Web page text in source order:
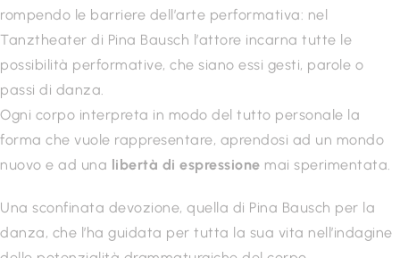
rompendo le barriere dell’arte performativa: nel
Tanztheater di Pina Bausch l’attore incarna tutte le
possibilità performative, che siano essi gesti, parole o
passi di danza.
Ogni corpo interpreta in modo del tutto personale la
forma che vuole rappresentare, aprendosi ad un mondo
nuovo e ad una libertà di espressione mai sperimentata.
Una sconfinata devozione, quella di Pina Bausch per la
danza, che l’ha guidata per tutta la sua vita nell’indagine